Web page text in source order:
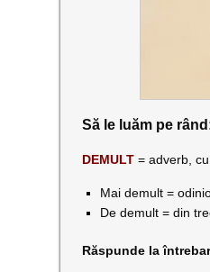
Să le luăm pe
DEMULT = adverb,
Mai demult =
De demult = din
Răspunde la